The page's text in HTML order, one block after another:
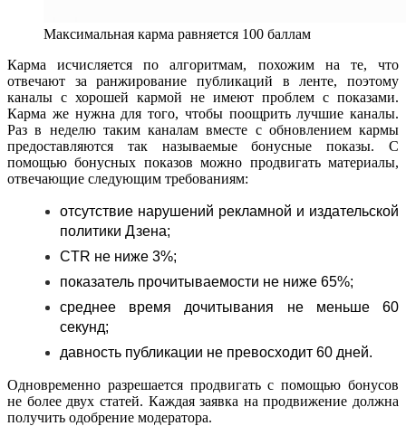
Максимальная карма равняется 100 баллам
Карма исчисляется по алгоритмам, похожим на те, что
отвечают за ранжирование публикаций в ленте, поэтому
каналы с хорошей кармой не имеют проблем с показами.
Карма же нужна для того, чтобы поощрить лучшие каналы.
Раз в неделю таким каналам вместе с обновлением кармы
предоставляются так называемые бонусные показы. С
помощью бонусных показов можно продвигать материалы,
отвечающие следующим требованиям:
отсутствие нарушений рекламной и издательской
политики Дзена;
CTR не ниже 3%;
показатель прочитываемости не ниже 65%;
среднее время дочитывания не меньше 60
секунд;
давность публикации не превосходит 60 дней.
Одновременно разрешается продвигать с помощью бонусов
не более двух статей. Каждая заявка на продвижение должна
получить одобрение модератора.